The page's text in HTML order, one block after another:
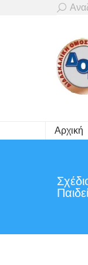
Αρχική